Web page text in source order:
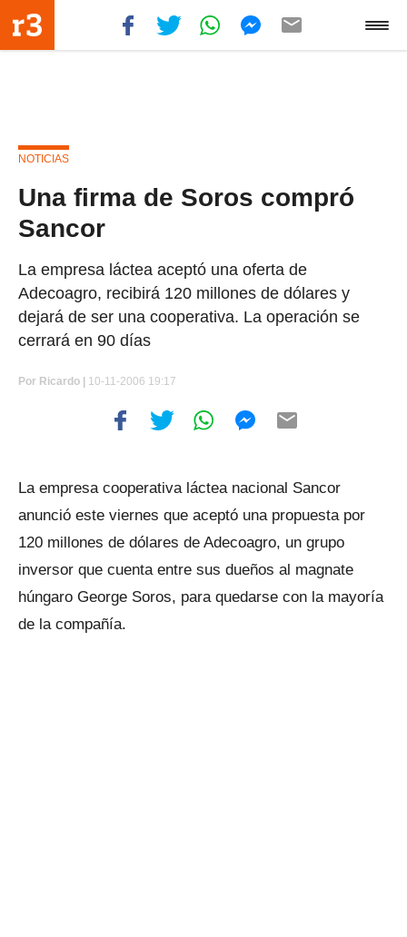
NOTICIAS
Una firma de Soros compró
Sancor
La empresa láctea aceptó una oferta de
Adecoagro, recibirá 120 millones de dólares y
dejará de ser una cooperativa. La operación se
cerrará en 90 días
Por Ricardo | 10-11-2006 19:17
La empresa cooperativa láctea nacional Sancor
anunció este viernes que aceptó una propuesta por
120 millones de dólares de Adecoagro, un grupo
inversor que cuenta entre sus dueños al magnate
húngaro George Soros, para quedarse con la mayoría
de la compañía.